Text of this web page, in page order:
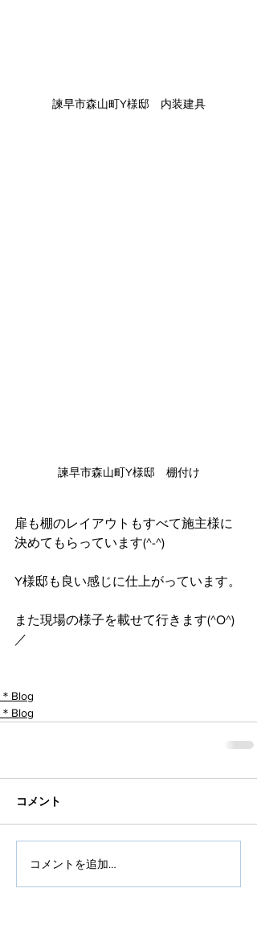
諫早市森山町Y様邸　内装建具
諫早市森山町Y様邸　棚付け
扉も棚のレイアウトもすべて施主様に
決めてもらっています(^-^)
Y様邸も良い感じに仕上がっています。
また現場の様子を載せて行きます(^O^)
／
＊Blog
＊Blog
コメント
コメントを追加…